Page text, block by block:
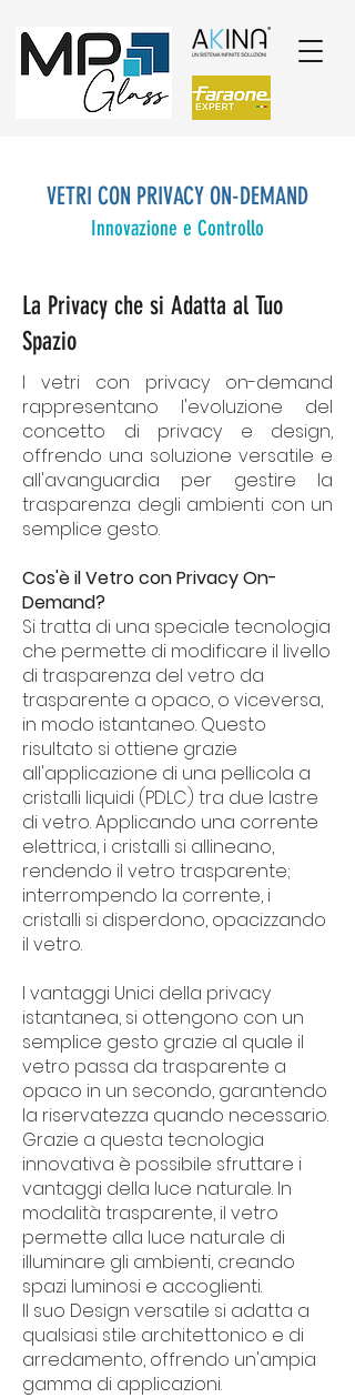
VETRI CON PRIVACY ON-DEMAND
Innovazione e Controllo
La Privacy che si Adatta al Tuo
Spazio
I vetri con privacy on-demand
rappresentano l'evoluzione del
concetto di privacy e design,
offrendo una soluzione versatile e
all'avanguardia per gestire la
trasparenza degli ambienti con un
semplice gesto.
Cos'è il Vetro con Privacy On-
Demand?
Si tratta di una speciale tecnologia
che permette di modificare il livello
di trasparenza del vetro da
trasparente a opaco, o viceversa,
in modo istantaneo. Questo
risultato si ottiene grazie
all'applicazione di una pellicola a
cristalli liquidi (PDLC) tra due lastre
di vetro. Applicando una corrente
elettrica, i cristalli si allineano,
rendendo il vetro trasparente;
interrompendo la corrente, i
cristalli si disperdono, opacizzando
il vetro.
I vantaggi Unici della privacy
istantanea, si ottengono con un
semplice gesto grazie al quale il
vetro passa da trasparente a
opaco in un secondo, garantendo
la riservatezza quando necessario.
Grazie a questa tecnologia
innovativa è possibile sfruttare i
vantaggi della luce naturale. In
modalità trasparente, il vetro
permette alla luce naturale di
illuminare gli ambienti, creando
spazi luminosi e accoglienti.
Il suo Design versatile si adatta a
qualsiasi stile architettonico e di
arredamento, offrendo un'ampia
gamma di applicazioni.